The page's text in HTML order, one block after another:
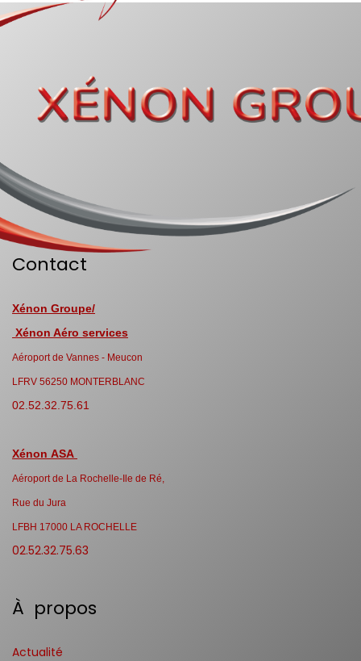
Contact
Xénon Groupe/
Xénon Aéro services
Aéroport de Vannes - Meucon
LFRV 56250 MONTERBLANC
02.52.32.75.61
Xénon ASA
Aéroport de La Rochelle-Ile de Ré,
Rue du Jura
LFBH 17000 LA ROCHELLE
02.52.32.75.63
À propos
Actualité